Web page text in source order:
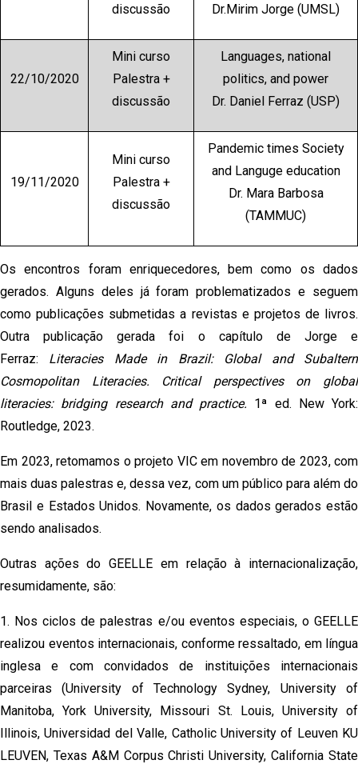
discussão
Dr.Mirim Jorge (UMSL)
22/10/2020
Mini curso
Palestra +
discussão
Languages, national
politics, and power
Dr. Daniel Ferraz (USP)
19/11/2020
Mini curso
Palestra +
discussão
Pandemic times Society
and Languge education
Dr. Mara Barbosa
(TAMMUC)
Os encontros foram enriquecedores, bem como os dados
gerados. Alguns deles já foram problematizados e seguem
como publicações submetidas a revistas e projetos de livros.
Outra publicação gerada foi o capítulo de Jorge e
Ferraz: Literacies Made in Brazil: Global and Subaltern
Cosmopolitan Literacies. Critical perspectives on global
literacies: bridging research and practice. 1ª ed. New York:
Routledge, 2023.
Em 2023, retomamos o projeto VIC em novembro de 2023, com
mais duas palestras e, dessa vez, com um público para além do
Brasil e Estados Unidos. Novamente, os dados gerados estão
sendo analisados.
Outras ações do GEELLE em relação à internacionalização,
resumidamente, são:
1. Nos ciclos de palestras e/ou eventos especiais, o GEELLE
realizou eventos internacionais, conforme ressaltado, em língua
inglesa e com convidados de instituições internacionais
parceiras (University of Technology Sydney, University of
Manitoba, York University, Missouri St. Louis, University of
Illinois, Universidad del Valle, Catholic University of Leuven KU
LEUVEN, Texas A&M Corpus Christi University, California State